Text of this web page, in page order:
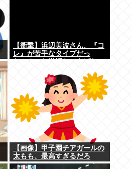
【衝撃】浜辺美波さん、『コ
レ』が苦手なタイプだっ
w w w w w w w w
【画像】甲子園チアガールの
太もも、最高すぎるだろ
www